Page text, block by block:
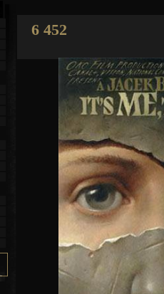
6 452